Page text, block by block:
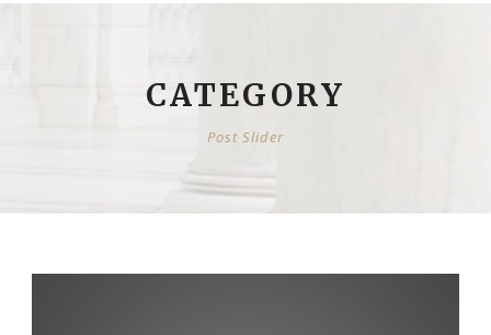
CATEGORY
Post Slider